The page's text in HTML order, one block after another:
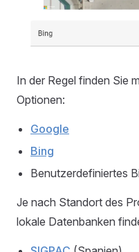
In der Regel finden Sie
Optionen:
Google
Bing
Benutzerdefiniertes
Je nach Standort des
lokale Datenbanken